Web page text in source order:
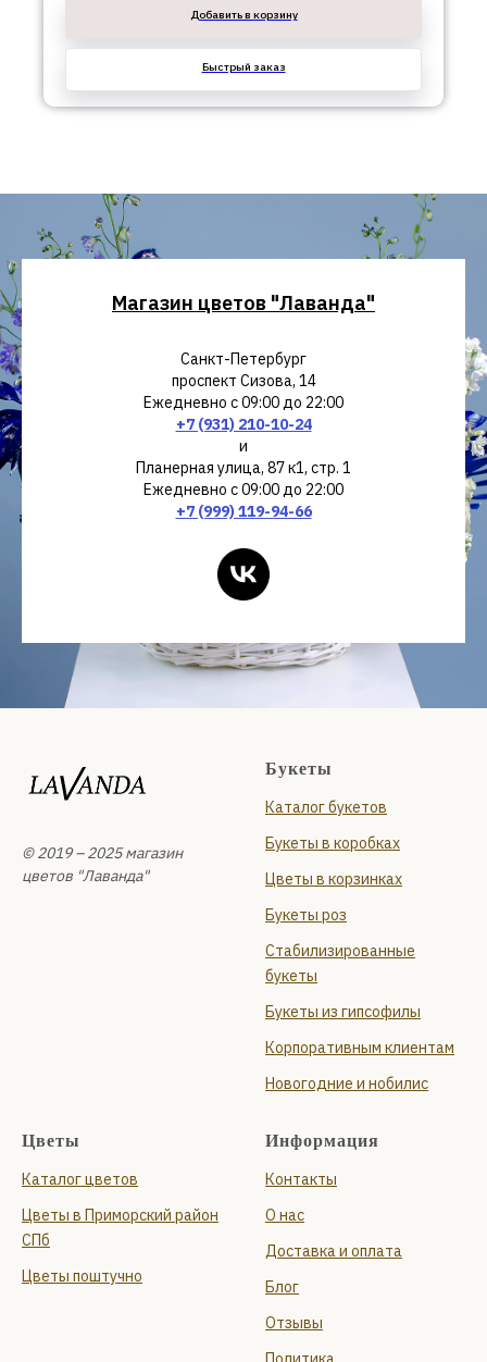
Добавить в корзину
Быстрый заказ
Магазин цветов "Лаванда"
Санкт-Петербург
проспект Сизова, 14
Ежедневно с 09:00 до 22:00
+7 (931) 210-10-24
и
Планерная улица, 87 к1, стр. 1
Ежедневно с 09:00 до 22:00
+7 (999) 119-94-66
© 2019 – 2025 магазин
цветов "Лаванда"
Букеты
Каталог букетов
Букеты в коробках
Цветы в корзинках
Букеты роз
Стабилизированные
букеты
Букеты из гипсофилы
Корпоративным клиентам
Новогодние и нобилис
Цветы
Каталог цветов
Цветы в Приморский район
СПб
Цветы поштучно
Информация
Контакты
О нас
Доставка и оплата
Блог
Отзывы